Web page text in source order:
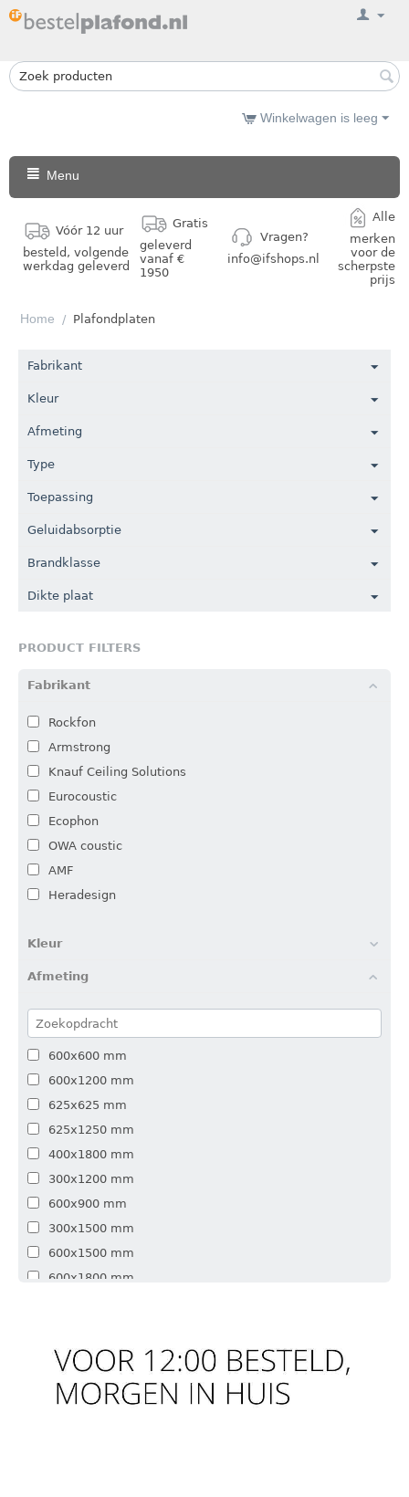
Winkelwagen is leeg
Menu
Vóór 12 uur
besteld, volgende
werkdag geleverd
Gratis
geleverd
vanaf €
1950
Vragen?
info@ifshops.nl
Alle
merken
voor de
scherpste
prijs
Home / Plafondplaten
Fabrikant
Kleur
Afmeting
Type
Toepassing
Geluidabsorptie
Brandklasse
Dikte plaat
PRODUCT FILTERS
Fabrikant
Rockfon
Armstrong
Knauf Ceiling Solutions
Eurocoustic
Ecophon
OWA coustic
AMF
Heradesign
Kleur
Afmeting
600x600 mm
600x1200 mm
625x625 mm
625x1250 mm
400x1800 mm
300x1200 mm
600x900 mm
300x1500 mm
600x1500 mm
600x1800 mm
300x1800 mm
900x900 mm
1200x1200 mm